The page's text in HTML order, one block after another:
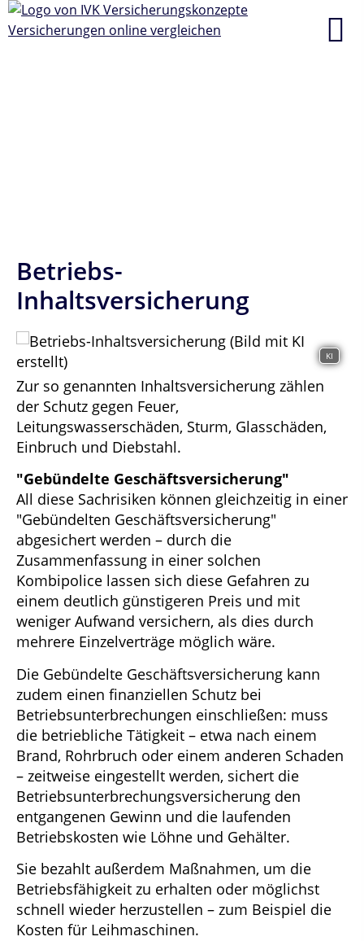
Betriebs-
Inhaltsversicherung
KI
Zur so genannten Inhaltsversicherung zählen
der Schutz gegen Feuer,
Leitungswasserschäden, Sturm, Glasschäden,
Einbruch und Diebstahl.
"Gebündelte Geschäftsversicherung"
All diese Sachrisiken können gleichzeitig in einer
"Gebündelten Geschäftsversicherung"
abgesichert werden – durch die
Zusammenfassung in einer solchen
Kombipolice lassen sich diese Gefahren zu
einem deutlich günstigeren Preis und mit
weniger Aufwand versichern, als dies durch
mehrere Einzelverträge möglich wäre.
Die Gebündelte Geschäftsversicherung kann
zudem einen finanziellen Schutz bei
Betriebsunterbrechungen einschließen: muss
die betriebliche Tätigkeit – etwa nach einem
Brand, Rohrbruch oder einem anderen Schaden
– zeitweise eingestellt werden, sichert die
Betriebsunterbrechungsversicherung den
entgangenen Gewinn und die laufenden
Betriebskosten wie Löhne und Gehälter.
Sie bezahlt außerdem Maßnahmen, um die
Betriebsfähigkeit zu erhalten oder möglichst
schnell wieder herzustellen – zum Beispiel die
Kosten für Leihmaschinen.